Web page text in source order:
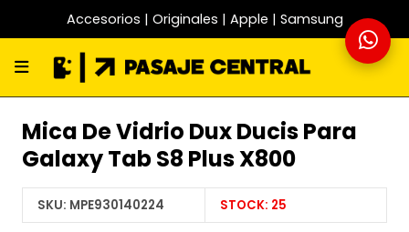
Accesorios | Originales | Apple | Samsung
Mica De Vidrio Dux Ducis Para
Galaxy Tab S8 Plus X800
SKU: MPE930140224 STOCK: 25